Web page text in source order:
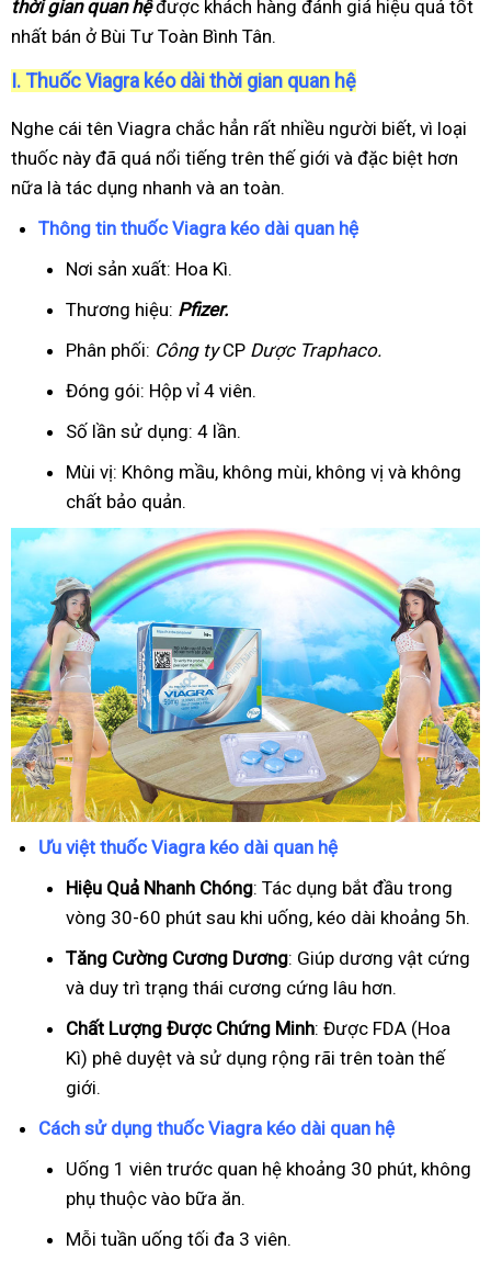
thời gian quan hệđược khách hàng đánh giá hiệu quả tốt
nhất bán ở Bùi Tư Toàn Bình Tân.
I. Thuốc Viagra kéo dài thời gian quan hệ
Nghe cái tên Viagra chắc hẳn rất nhiều người biết, vì loại
thuốc này đã quá nổi tiếng trên thế giới và đặc biệt hơn
nữa là tác dụng nhanh và an toàn.
Thông tin thuốc Viagra kéo dài quan hệ
Nơi sản xuất: Hoa Kì.
Thương hiệu: Pfizer.
Phân phối: Công tyCP Dược Traphaco.
Đóng gói: Hộp vỉ 4 viên.
Số lần sử dụng: 4 lần.
Mùi vị: Không mầu, không mùi, không vị và không
chất bảo quản.
Ưu việt thuốc Viagra kéo dài quan hệ
Hiệu Quả Nhanh Chóng: Tác dụng bắt đầu trong
vòng 30-60 phút sau khi uống, kéo dài khoảng 5h.
Tăng Cường Cương Dương: Giúp dương vật cứng
và duy trì trạng thái cương cứng lâu hơn.
Chất Lượng Được Chứng Minh: Được FDA (Hoa
Kì) phê duyệt và sử dụng rộng rãi trên toàn thế
giới.
Cách sử dụng thuốc Viagra kéo dài quan hệ
Uống 1 viên trước quan hệ khoảng 30 phút, không
phụ thuộc vào bữa ăn.
Mỗi tuần uống tối đa 3 viên.